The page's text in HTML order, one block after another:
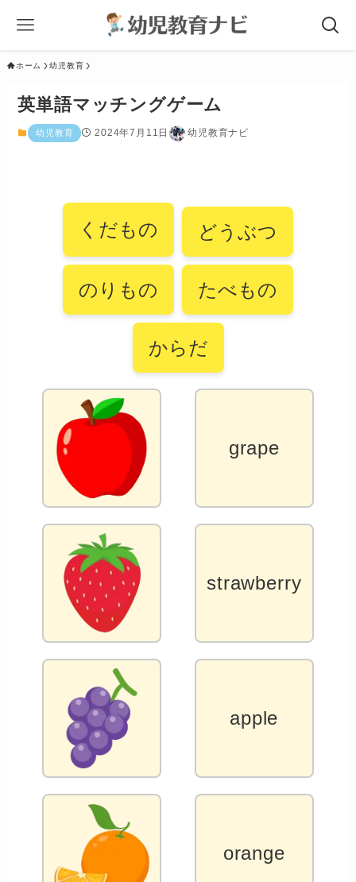
ホーム 幼児教育
英単語マッチングゲーム
幼児教育 2024年7月11日 幼児教育ナビ
くだもの どうぶつ
のりもの たべもの
からだ
grape
strawberry
apple
orange